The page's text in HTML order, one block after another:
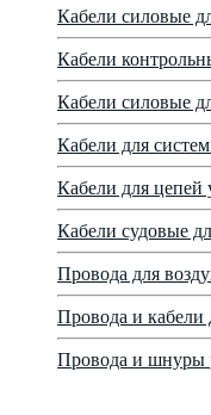
Кабели силовые
Кабели
Кабели силовые
Кабели для
Кабели для цепей
Кабели судовые
Провода для
Провода и кабели
Провода и шнуры